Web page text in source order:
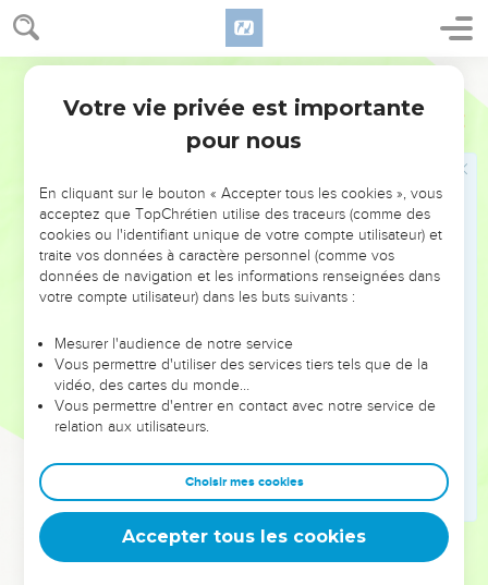
Ezéchiel 19
provinces ; Elles tendirent sur lui leur rets, Et il fut pris dans
leur fosse.
Elles mirent une boucle à ses narines, le placèrent dans
une cage, Et l'emmenèrent auprès du roi de Babylone ; Puis
elles le conduisirent dans une forteresse, Afin qu'on
n'entende plus sa voix sur les montagnes d'Israël.
La complainte de la vigne
Ta mère était, comme toi, semblable à une vigne, Plantée
près des eaux. Elle était féconde et chargée de branches, A
cause de l'abondance des eaux.
souverains ; Par son élévation elle dominait les branches
touffues ; Elle attirait les regards par sa hauteur, Et par la
multitude de ses rameaux.
12
vent d'orient a desséché son fruit ; Ses rameaux vigoureux
ont été rompus et desséchés ; Le feu les a dévorés.
Et maintenant elle est plantée dans le désert, Dans une
terre sèche et aride.
Votre vie privée est importante
pour nous
En cliquant sur le bouton « Accepter tous les cookies », vous
acceptez que TopChrétien utilise des traceurs (comme des
cookies ou l'identifiant unique de votre compte utilisateur) et
traite vos données à caractère personnel (comme vos
données de navigation et les informations renseignées dans
votre compte utilisateur) dans les buts suivants :
Mesurer l'audience de notre service
Vous permettre d'utiliser des services tiers tels que de la
vidéo, des cartes du monde…
Vous permettre d'entrer en contact avec notre service de
relation aux utilisateurs.
Choisir mes cookies
Accepter tous les cookies